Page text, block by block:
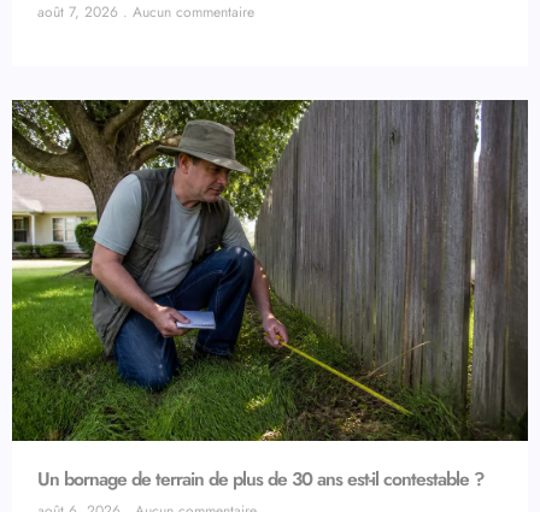
août 7, 2026 Aucun commentaire
Un bornage de terrain de plus de 30 ans est-il contestable ?